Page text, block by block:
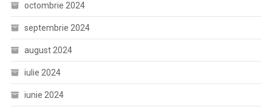
octombrie 2024
septembrie 2024
august 2024
iulie 2024
iunie 2024